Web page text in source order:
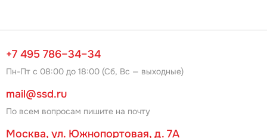
+7 495 786–34–34
Пн-Пт с 08:00 до 18:00 (Сб, Вс — выходные)
mail@ssd.ru
По всем вопросам пишите на почту
Москва, ул. Южнопортовая, д. 7А